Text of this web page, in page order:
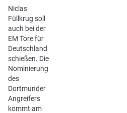
Niclas
Füllkrug soll
auch bei der
EM Tore für
Deutschland
schießen. Die
Nominierung
des
Dortmunder
Angreifers
kommt am